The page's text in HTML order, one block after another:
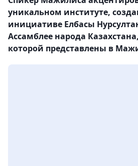
уникальном институте,
инициативе Елбасы
Ассамблее народа
которой представлены в